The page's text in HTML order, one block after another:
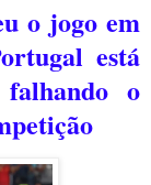
o jogo em
está
o